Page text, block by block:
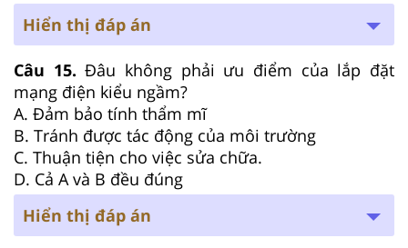
Hiển thị đáp án
Câu 15.Đâu không phải ưu điểm của lắp đặt
mạng điện kiểu ngầm?
A. Đảm bảo tính thẩm mĩ
B. Tránh được tác động của môi trường
C. Thuận tiện cho việc sửa chữa.
D. Cả A và B đều đúng
Hiển thị đáp án